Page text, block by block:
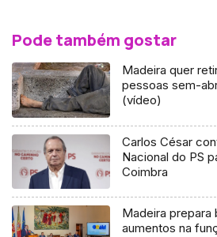
Pode também gostar
Madeira quer
pessoas sem-
(vídeo)
Carlos César
Nacional do PS
Coimbra
Madeira prepara
aumentos na